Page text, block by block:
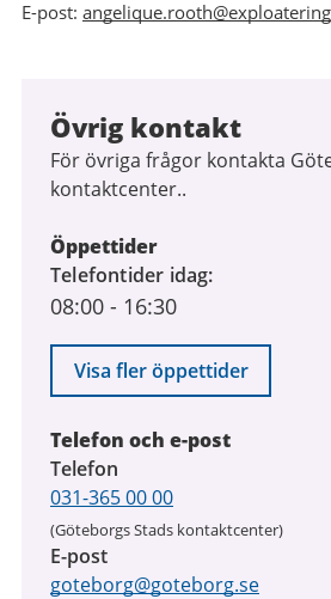
E-post:
Övrig kontakt
För övriga frågor kontakta
kontaktcenter..
Öppettider
Telefontider idag
08:00 - 16:30
Visa fler öppettider
Telefon och e-post
Telefon
031-365 00 00
(Göteborgs Stads kontaktcenter)
E-post
goteborg@goteborg.se